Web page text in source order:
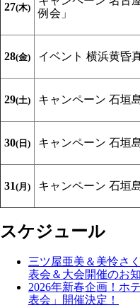
27(木)
例会」
28(金) イベント 横浜黄昏
29(土) キャンペーン 石垣
30(日) キャンペーン 石垣
31(月) キャンペーン 石垣
スケジュール
三ツ屋亜美＆美怜さ
表会＆大会開催のお
2026年新春企画！ホ
表会」開催決定！